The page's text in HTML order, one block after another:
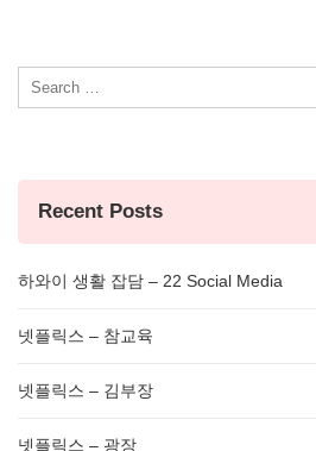
for:
Recent Posts
하와이 생활 잡담 – 22 Social Media
넷플릭스 – 참교육
넷플릭스 – 김부장
넷플릭스 – 광장